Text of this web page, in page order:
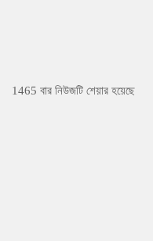
1465 বার নিউজটি শেয়ার হয়েছে